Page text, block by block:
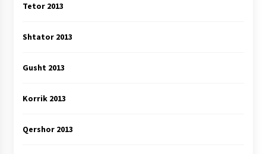
Tetor 2013
Shtator 2013
Gusht 2013
Korrik 2013
Qershor 2013